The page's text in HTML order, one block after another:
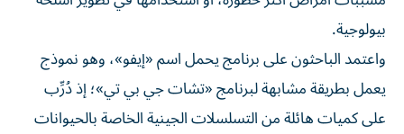
بيولوجية.
واعتمد الباحثون على برنامج يحمل اسم «إيفو»، وهو نموذج
يعمل بطريقة مشابهة لبرنامج «تشات جي بي تي»؛ إذ دُرِّب
على كميات هائلة من التسلسلات الجينية الخاصة بالحيوانات